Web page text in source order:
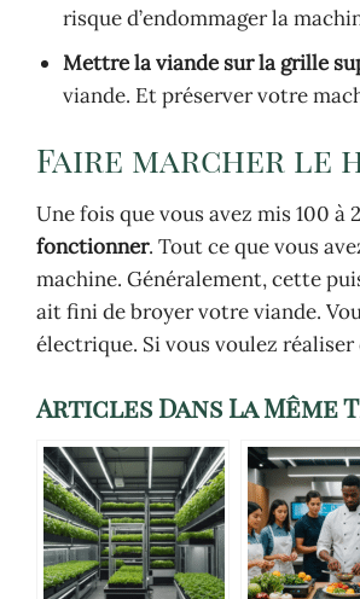
risque d’endommager la
Mettre la viande sur la grille
viande. Et préserver votre
Faire marcher le
Une fois que vous avez mis 100
fonctionner. Tout ce que vous
machine. Généralement, cette
ait fini de broyer votre viande.
électrique. Si vous voulez réaliser
Articles Dans La Même